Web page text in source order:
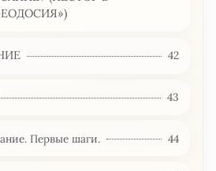
42
43
Первые шаги. 44